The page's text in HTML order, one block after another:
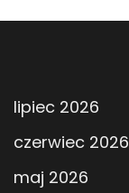
lipiec 2026
czerwiec 2026
maj 2026